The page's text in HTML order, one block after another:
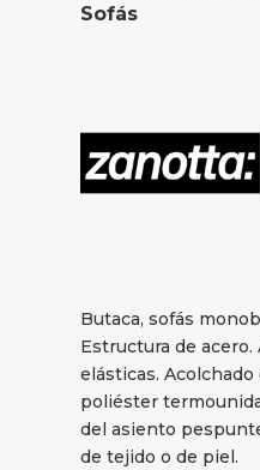
Sofás
Butaca, sofás
Estructura de
elásticas.
poliéster
del asiento
de tejido o de piel.